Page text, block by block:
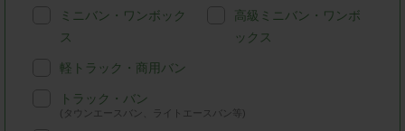
ミニバン・ワンボック
ス
高級ミニバン・ワンボ
ックス
軽トラック・商用バン
トラック・バン
(タウンエースバン、ライトエースバン等)